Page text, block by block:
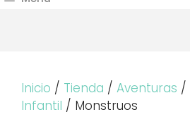
Inicio / Tienda / Aventuras /
Infantil / Monstruos